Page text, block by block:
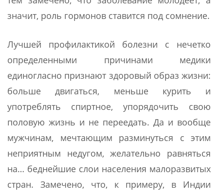
значит, роль гормонов ставится под сомнение.
Лучшей профилактикой болезни с нечетко
определенными причинами медики
единогласно признают здоровый образ жизни:
больше двигаться, меньше курить и
употреблять спиртное, упорядочить свою
половую жизнь и не переедать. Да и вообще
мужчинам, мечтающим разминуться с этим
неприятным недугом, желательно равняться
на… беднейшие слои населения малоразвитых
стран. Замечено, что, к примеру, в Индии